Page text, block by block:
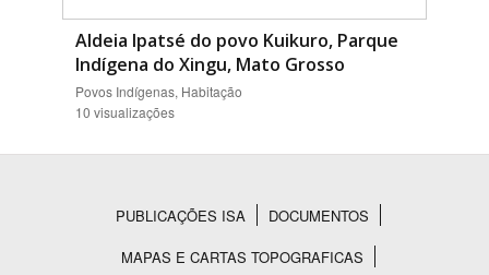
Aldeia Ipatsé do povo Kuikuro, Parque
Indígena do Xingu, Mato Grosso
Povos Indígenas, Habitação
10 visualizações
Rodapé
PUBLICAÇÕES ISA
DOCUMENTOS
MAPAS E CARTAS TOPOGRAFICAS